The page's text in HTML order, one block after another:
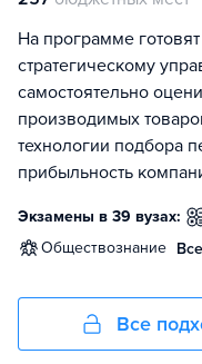
На программе
стратегическому
самостоятельно
производимых
технологии подбора
прибыльность
Экзамены в 39 вузах:
обществознание
Все